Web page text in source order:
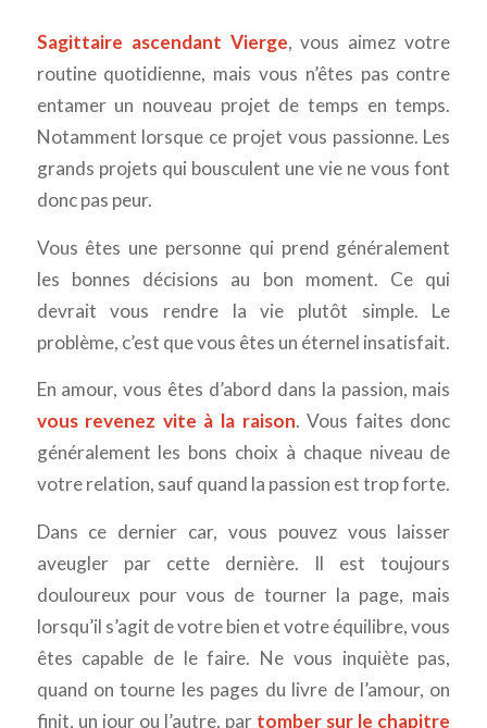
Sagittaire ascendant Vierge, vous aimez votre
routine quotidienne, mais vous n’êtes pas contre
entamer un nouveau projet de temps en temps.
Notamment lorsque ce projet vous passionne. Les
grands projets qui bousculent une vie ne vous font
donc pas peur.
Vous êtes une personne qui prend généralement
les bonnes décisions au bon moment. Ce qui
devrait vous rendre la vie plutôt simple. Le
problème, c’est que vous êtes un éternel insatisfait.
En amour, vous êtes d’abord dans la passion, mais
vous revenez vite à la raison. Vous faites donc
généralement les bons choix à chaque niveau de
votre relation, sauf quand la passion est trop forte.
Dans ce dernier car, vous pouvez vous laisser
aveugler par cette dernière. Il est toujours
douloureux pour vous de tourner la page, mais
lorsqu’il s’agit de votre bien et votre équilibre, vous
êtes capable de le faire. Ne vous inquiète pas,
quand on tourne les pages du livre de l’amour, on
finit, un jour ou l’autre, par tomber sur le chapitre